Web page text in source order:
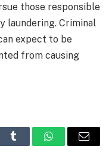
those responsible
laundering. Criminal
expect to be
from causing
Tumblr WhatsAppEmail